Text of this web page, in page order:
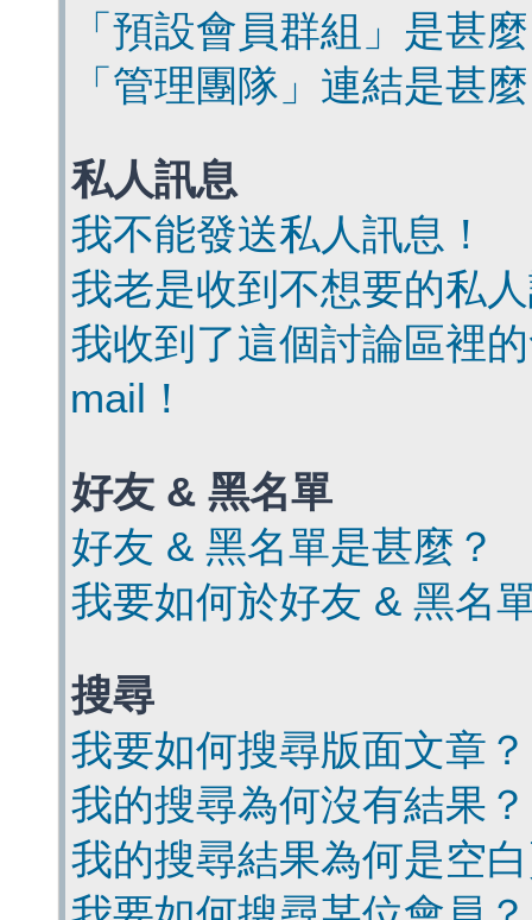
「預設會員群組」是甚
「管理團隊」連結是甚
私人訊息
我不能發送私人訊息！
我老是收到不想要的私
我收到了這個討論區裡
mail！
好友 & 黑名單
好友 & 黑名單是甚麼？
我要如何於好友 & 黑名
搜尋
我要如何搜尋版面文章？
我的搜尋為何沒有結果？
我的搜尋結果為何是空